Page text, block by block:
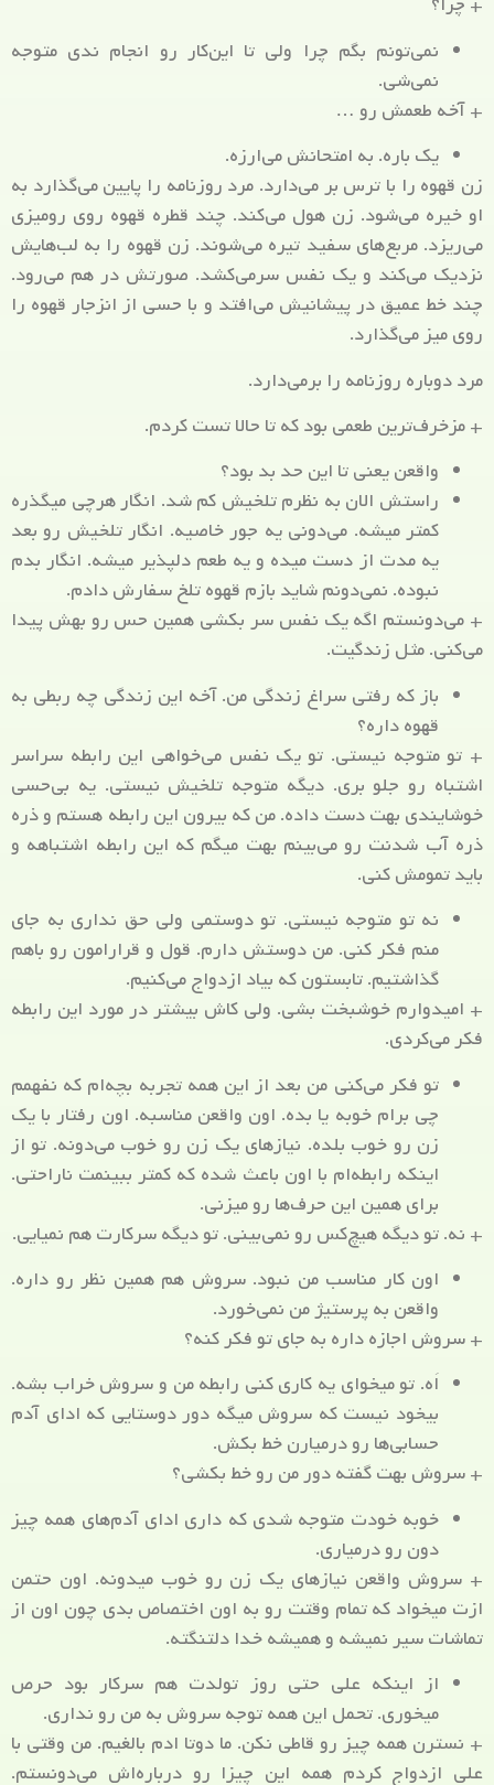
نمی‌تونم بگم چرا ولی تا این‌کار رو انجام ندی متوجه
نمی‌شی.
+ آخه طعمش رو …
یک باره. به امتحانش می‌ارزه.
زن قهوه را با ترس بر می‌دارد. مرد روزنامه را پایین می‌گذارد به
او خیره می‌شود. زن هول می‌کند. چند قطره قهوه روی رومیزی
می‌ریزد. مربع‌های سفید تیره می‌شوند. زن قهوه را به لب‌هایش
نزدیک می‌کند و یک نفس سرمی‌کشد. صورتش در هم می‌رود.
چند خط عمیق در پیشانیش می‌افتد و با حسی از انزجار قهوه را
روی میز می‌گذارد.
مرد دوباره روزنامه را برمی‌دارد.
+ مزخرف‌ترین طعمی بود که تا حالا تست کردم.
واقعن یعنی تا این حد بد بود؟
راستش الان به نظرم تلخیش کم شد. انگار هرچی میگذره
کمتر میشه. می‌دونی یه جور خاصیه. انگار تلخیش رو بعد
یه مدت از دست میده و یه طعم دلپذیر میشه. انگار بدم
نبوده. نمی‌دونم شاید بازم قهوه تلخ سفارش دادم.
+ می‌دونستم اگه یک نفس سر بکشی همین حس رو بهش پیدا
می‌کنی. مثل زندگیت.
باز که رفتی سراغ زندگی من. آخه این زندگی چه ربطی به
قهوه داره؟
+ تو متوجه نیستی. تو یک نفس می‌خواهی این رابطه سراسر
اشتباه رو جلو بری. دیگه متوجه تلخیش نیستی. یه بی‌حسی
خوشایندی بهت دست داده. من که بیرون این رابطه هستم و ذره
ذره آب شدنت رو می‌بینم بهت میگم که این رابطه اشتباهه و
باید تمومش کنی.
نه تو متوجه نیستی. تو دوستمی ولی حق نداری به جای
منم فکر کنی. من دوستش دارم. قول و قرارامون رو باهم
گذاشتیم. تابستون که بیاد ازدواج می‌کنیم.
+ امیدوارم خوشبخت بشی. ولی کاش بیشتر در مورد این رابطه
فکر می‌کردی.
تو فکر می‌کنی من بعد از این همه تجربه بچه‌ام که نفهمم
چی برام خوبه یا بده. اون واقعن مناسبه. اون رفتار با یک
زن رو خوب بلده. نیازهای یک زن رو خوب می‌دونه. تو از
اینکه رابطه‌ام با اون باعث شده که کمتر ببینمت ناراحتی.
برای همین این حرف‌ها رو میزنی.
+ نه. تو دیگه هیچ‌کس رو نمی‌بینی. تو دیگه سرکارت هم نمیایی.
اون کار مناسب من نبود. سروش هم همین نظر رو داره.
واقعن به پرستیژ من نمی‌خورد.
+ سروش اجازه داره به جای تو فکر کنه؟
اَه. تو میخوای یه کاری کنی رابطه من و سروش خراب بشه.
بیخود نیست که سروش میگه دور دوستایی که ادای آدم
حسابی‌ها رو درمیارن خط بکش.
+ سروش بهت گفته دور من رو خط بکشی؟
خوبه خودت متوجه شدی که داری ادای آدم‌های همه چیز
دون رو درمیاری.
+ سروش واقعن نیازهای یک زن رو خوب میدونه. اون حتمن
ازت میخواد که تمام وقتت رو به اون اختصاص بدی چون اون از
تماشات سیر نمیشه و همیشه خدا دلتنگته.
از اینکه علی حتی روز تولدت هم سرکار بود حرص
میخوری. تحمل این همه توجه سروش به من رو نداری.
+ نسترن همه چیز رو قاطی نکن. ما دوتا ادم بالغیم. من وقتی با
علی ازدواج کردم همه این چیزا رو درباره‌اش می‌دونستم.